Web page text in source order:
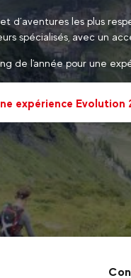
d’aventures les plus
spécialisés, avec un
de l'année pour une
expérience Evolution